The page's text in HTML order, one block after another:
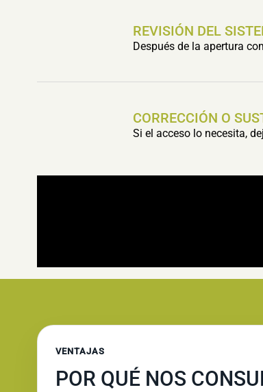
REVISIÓN DEL
Después de la apertura
CORRECCIÓN O
Si el acceso lo necesita,
VENTAJAS
POR QUÉ NOS